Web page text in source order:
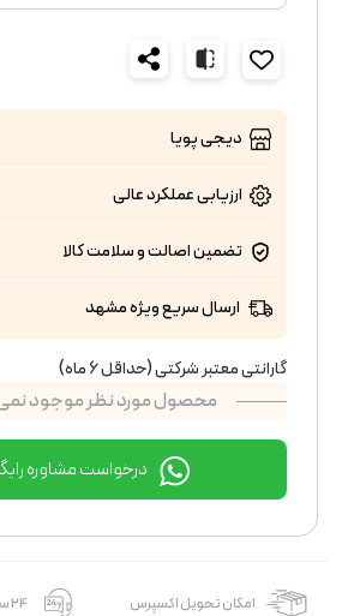
دیجی پویا
ارزیابی عملکردعالی
تضمین اصالت و سلامت کالا
ارسال سریع ویژه مشهد
گارانتی معتبر شرکتی (حداقل 6 ماه)
محصول مورد نظر موجود
درخواست مشاوره
امکان تحویل اکسپرس 24 ساعته 7 روز هفته